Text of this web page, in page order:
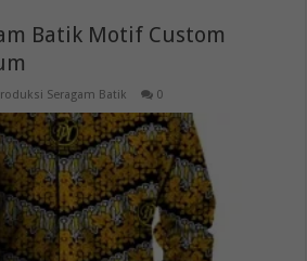
Batik Motif Custom
Seragam Batik 0